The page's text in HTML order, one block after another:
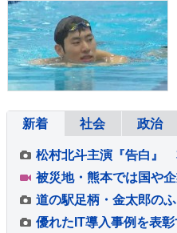
新着 社会 政治